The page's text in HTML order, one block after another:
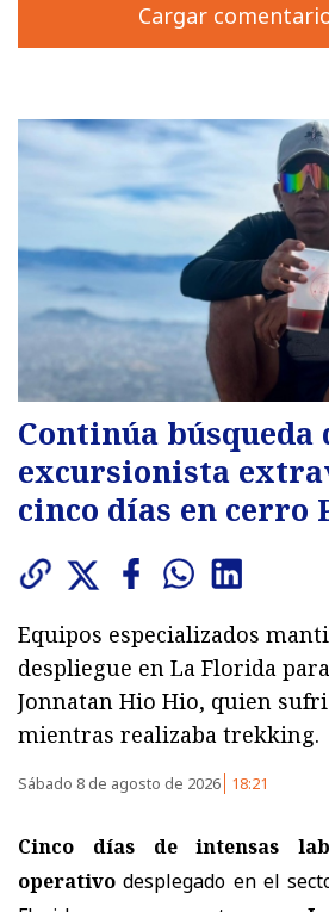
Cargar
Continúa búsqueda
excursionista
cinco días en cerro
Equipos especializados
despliegue en La Florida
Jonnatan Hio Hio, quien
mientras realizaba trekking.
Sábado 8 de agosto de 2026 18:21
Cinco días de intensas
operativo desplegado en el